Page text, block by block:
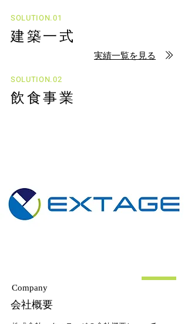
SOLUTION.01
建築一式
実績一覧を見る
SOLUTION.02
飲食事業
Company
会社概要